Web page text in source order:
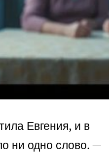
Евгения, и в
ни одно слово. —